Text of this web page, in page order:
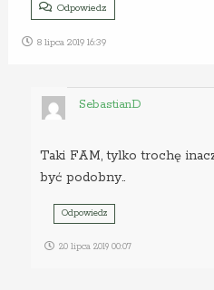
Odpowiedz
8 lipca 2019 16:39
SebastianD
Taki FAM, tylko trochę
być podobny..
Odpowiedz
20 lipca 2019 00:07